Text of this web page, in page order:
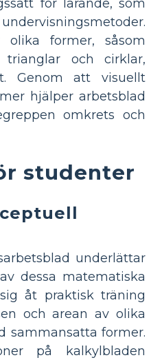
för lärande, som
olika former, såsom
trianglar och cirklar,
Genom att visuellt
hjälper arbetsblad
omkrets och
studenter
underlättar
dessa matematiska
åt praktisk träning
och arean av olika
sammansatta former.
på kalkylbladen